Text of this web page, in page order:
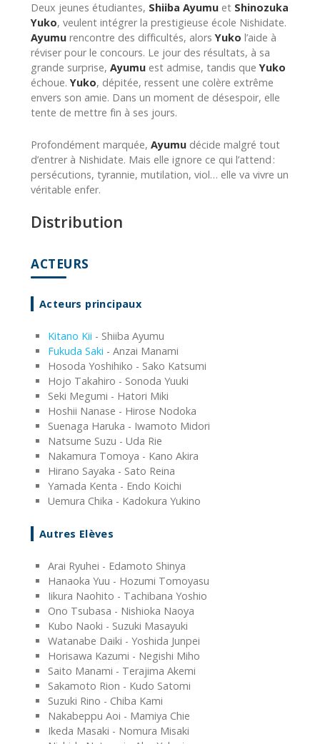
Deux jeunes étudiantes, Shiiba Ayumu et Shinozuka
Yuko, veulent intégrer la prestigieuse école Nishidate.
Ayumu rencontre des difficultés, alorsYuko l’aide à
réviser pour le concours. Le jour des résultats, à sa
grande surprise, Ayumu est admise, tandis queYuko
échoue.Yuko, dépitée, ressent une colère extrême
envers son amie. Dans un moment de désespoir, elle
tente de mettre fin à ses jours.
Profondément marquée, Ayumu décide malgré tout
d’entrer à Nishidate. Mais elle ignore ce qui l’attend :
persécutions, tyrannie, mutilation, viol… elle va vivre un
véritable enfer.
Distribution
ACTEURS
Acteurs principaux
Kitano Kii - Shiiba Ayumu
Fukuda Saki - Anzai Manami
Hosoda Yoshihiko - Sako Katsumi
Hojo Takahiro - Sonoda Yuuki
Seki Megumi - Hatori Miki
Hoshii Nanase - Hirose Nodoka
Suenaga Haruka - Iwamoto Midori
Natsume Suzu - Uda Rie
Nakamura Tomoya - Kano Akira
Hirano Sayaka - Sato Reina
Yamada Kenta - Endo Koichi
Uemura Chika - Kadokura Yukino
Autres Elèves
Arai Ryuhei - Edamoto Shinya
Hanaoka Yuu - Hozumi Tomoyasu
Iikura Naohito - Tachibana Yoshio
Ono Tsubasa - Nishioka Naoya
Kubo Naoki - Suzuki Masayuki
Watanabe Daiki - Yoshida Junpei
Horisawa Kazumi - Negishi Miho
Saito Manami - Terajima Akemi
Sakamoto Rion - Kudo Satomi
Suzuki Rino - Chiba Kami
Nakabeppu Aoi - Mamiya Chie
Ikeda Masaki - Nomura Misaki